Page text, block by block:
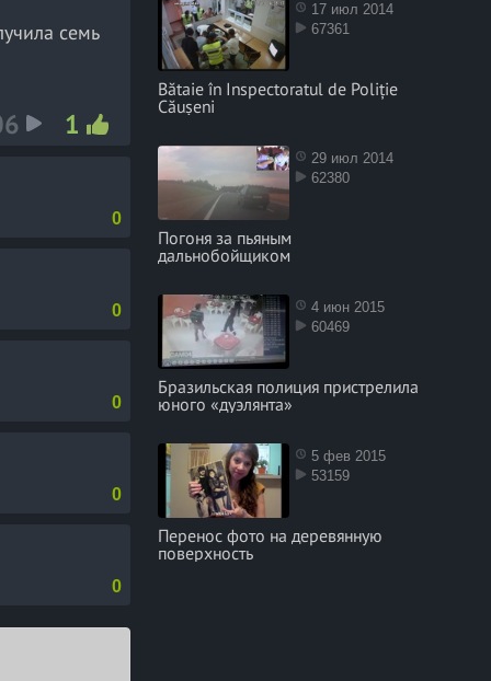
o
семь
в отдел,
своей
- И
ты
1
17 июл 2014
67361
Bătaie în Inspectoratul de Poliție
Căușeni
29 июл 2014
62380
Погоня за пьяным
дальнобойщиком
4 июн 2015
60469
Бразильская полиция пристрелила
юного «дуэлянта»
5 фев 2015
53159
Перенос фото на деревянную
поверхность
0
0
0
0
0